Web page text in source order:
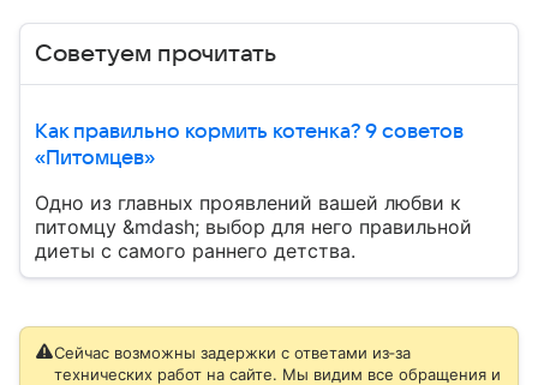
Советуем прочитать
Как правильно кормить котенка? 9 советов
«Питомцев»
Одно из главных проявлений вашей любви к
питомцу &mdash; выбор для него правильной
диеты с самого раннего детства.
Сейчас возможны задержки с ответами из‑за
технических работ на сайте. Мы видим все обращения и